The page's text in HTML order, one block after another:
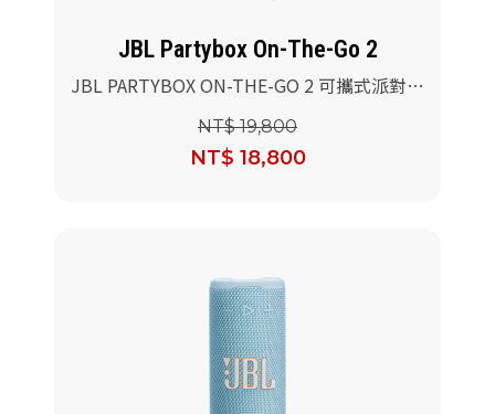
JBL Partybox On-The-Go 2
JBL PARTYBOX ON-THE-GO 2 可攜式派對
NT$ 19,800
NT$ 18,800